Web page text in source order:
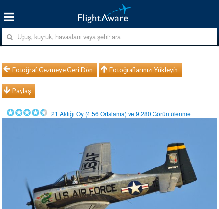
Fotoğraf Gezmeye Geri Dön Fotoğraflarınızı Yükleyin
Paylaş
21 Aldığı Oy (4.56 Ortalama) ve9.280 Görüntülenme